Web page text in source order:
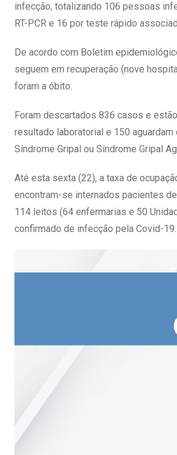
infecção, totalizando 106 pessoas
RT-PCR e 16 por teste rápido
De acordo com Boletim
seguem em recuperação (nove
foram a óbito.
Foram descartados 836 casos e
resultado laboratorial e 150
Síndrome Gripal ou Síndrome Gripal
Até esta sexta (22), a taxa de
encontram-se internados pacientes
114 leitos (64 enfermarias e 50
confirmado de infecção pela Covid-19.